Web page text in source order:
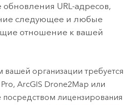
URL-адресов,
следующее и любые
отношение к вашей
вашей организации требуется
,ArcGIS Drone2Map или
посредством лицензирования